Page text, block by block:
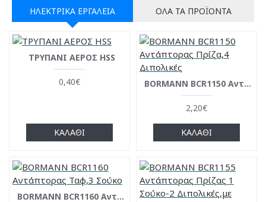
ΗΛΕΚΤΡΙΚΆ ΕΡΓΑΛΕΊΑ ΌΛΑ ΤΑ ΠΡΟΪΌΝΤΑ
ΤΡΥΠΑΝΙ ΑΕΡΟΣ HSS
0,40€
ΚΑΛΆΘΙ
BΟRMANN BCR1150 Aντάπτορας Πρίζα,4 Διπολικές
2,20€
ΚΑΛΆΘΙ
BORMANN BCR1160 Αντάπτορας Ταφ,3 Σούκο